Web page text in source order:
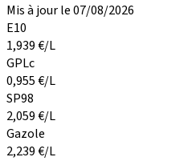
Mis à jour le 07/08/2026
E10
1,939€/L
GPLc
0,955€/L
SP98
2,059€/L
Gazole
2,239€/L